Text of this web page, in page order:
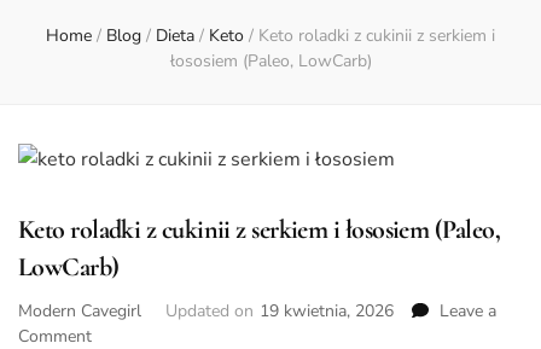
Home / Blog / Dieta / Keto / Keto roladki z cukinii z serkiem i
łososiem (Paleo, LowCarb)
Keto roladki z cukinii z serkiem i łososiem (Paleo,
LowCarb)
Modern Cavegirl Updated on 19 kwietnia, 2026
Leave a
Commenton